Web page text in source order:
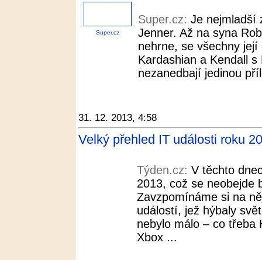
Super.cz
Super.cz: Je nejmladší
Jenner. Až na syna
nehrne, se všechny
Kardashian a Kendall
nezanedbají jedinou
31. 12. 2013, 4:58
Velký přehled IT události roku
Týden.cz: V těchto
2013, což se neobejde
Zavzpomínáme si na
událostí, jež hýbaly
nebylo málo – co třeba
Xbox ...